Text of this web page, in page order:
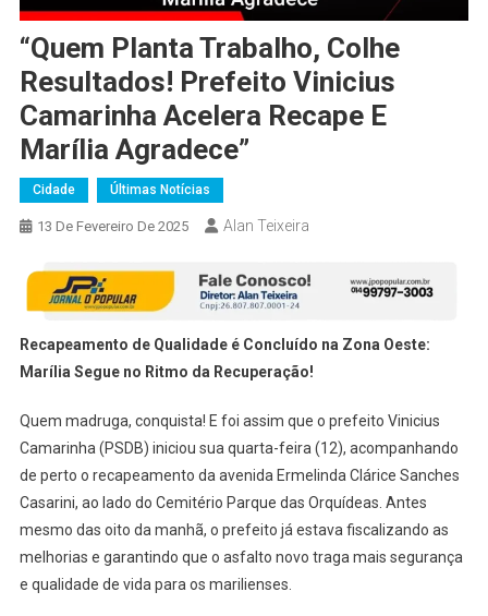
“Quem Planta Trabalho, Colhe
Resultados! Prefeito Vinicius
Camarinha Acelera Recape E
Marília Agradece”
Cidade Últimas Notícias
13 De Fevereiro De 2025 Alan Teixeira
Recapeamento de Qualidade é Concluído na Zona Oeste:
Marília Segue no Ritmo da Recuperação!
Quem madruga, conquista! E foi assim que o prefeito Vinicius
Camarinha (PSDB) iniciou sua quarta-feira (12), acompanhando
de perto o recapeamento da avenida Ermelinda Clárice Sanches
Casarini, ao lado do Cemitério Parque das Orquídeas. Antes
mesmo das oito da manhã, o prefeito já estava fiscalizando as
melhorias e garantindo que o asfalto novo traga mais segurança
e qualidade de vida para os marilienses.